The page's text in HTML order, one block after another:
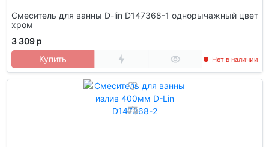
Смеситель для ванны D-lin D147368-1 однорычажный цвет
хром
3 309 р
Купить
Нет в наличии